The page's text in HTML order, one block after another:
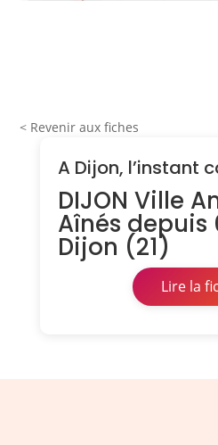
< Revenir aux fiches
A Dijon, l’instant
DIJON Ville
Aînés
Dijon (21)
Lire la